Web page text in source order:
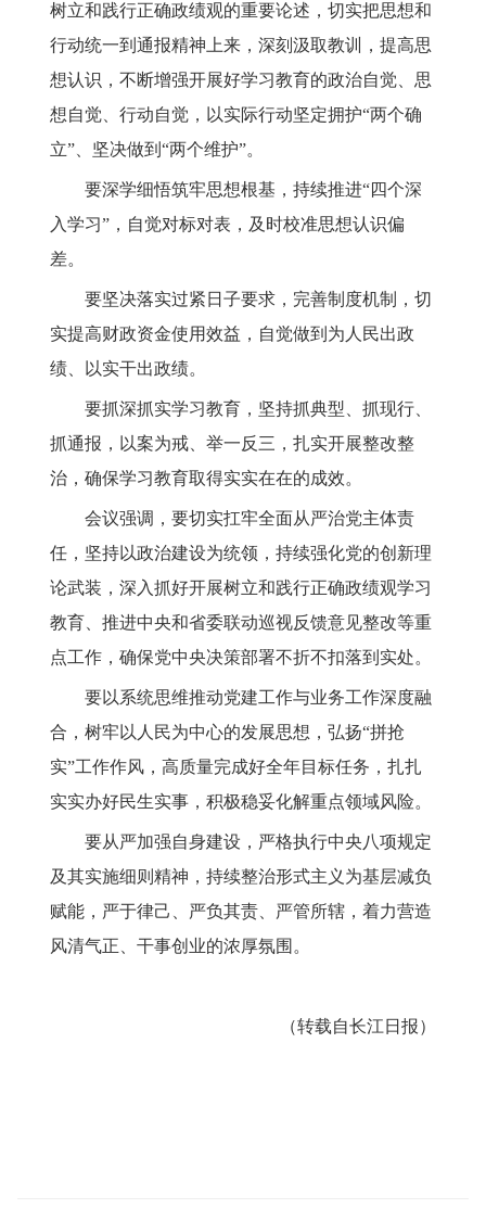
树立和践行正确政绩观的重要论述，切实把思想和
行动统一到通报精神上来，深刻汲取教训，提高思
想认识，不断增强开展好学习教育的政治自觉、思
想自觉、行动自觉，以实际行动坚定拥护“两个确
立”、坚决做到“两个维护”。
要深学细悟筑牢思想根基，持续推进“四个深
入学习”，自觉对标对表，及时校准思想认识偏
差。
要坚决落实过紧日子要求，完善制度机制，切
实提高财政资金使用效益，自觉做到为人民出政
绩、以实干出政绩。
要抓深抓实学习教育，坚持抓典型、抓现行、
抓通报，以案为戒、举一反三，扎实开展整改整
治，确保学习教育取得实实在在的成效。
会议强调， 要切实扛牢全面从严治党主体责
任，坚持以政治建设为统领，持续强化党的创新理
论武装，深入抓好开展树立和践行正确政绩观学习
教育、推进中央和省委联动巡视反馈意见整改等重
点工作，确保党中央决策部署不折不扣落到实处。
要以系统思维推动党建工作与业务工作深度融
合，树牢以人民为中心的发展思想，弘扬“拼抢
实”工作作风，高质量完成好全年目标任务，扎扎
实实办好民生实事，积极稳妥化解重点领域风险。
要从严加强自身建设，严格执行中央八项规定
及其实施细则精神，持续整治形式主义为基层减负
赋能，严于律己、严负其责、严管所辖，着力营造
风清气正、干事创业的浓厚氛围。
（转载自长江日报）